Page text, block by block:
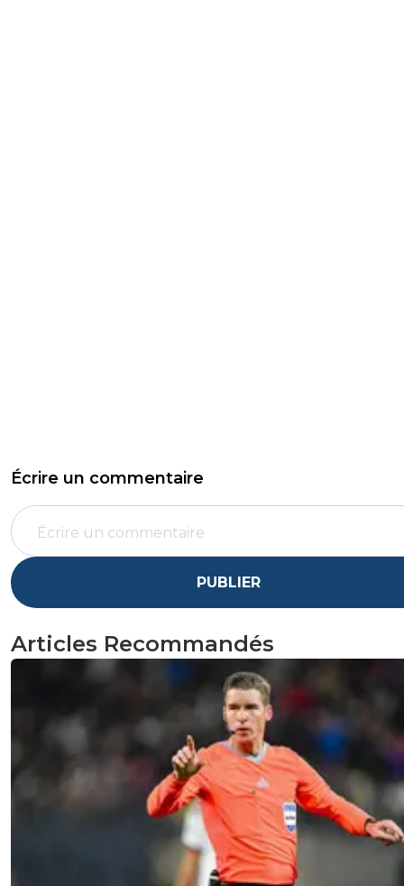
Écrire un commentaire
PUBLIER
Articles Recommandés